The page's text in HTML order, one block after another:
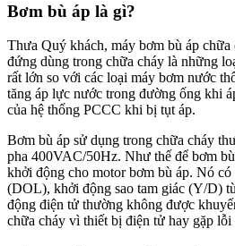
Bơm bù áp là gì?
Thưa Quý khách, máy bơm bù áp
đứng dùng trong chữa cháy là những
rất lớn so với các loại máy bơm nước
tăng áp lực nước trong đường ống khi
của hệ thống PCCC khi bị tụt áp.
Bơm bù áp sử dụng trong chữa cháy
pha 400VAC/50Hz. Như thế để bơm
khởi động cho motor bơm bù áp. Nó
(DOL), khởi động sao tam giác (Y/D)
động điện tử thường không được
chữa cháy vì thiết bị điện tử hay gặp lỗi